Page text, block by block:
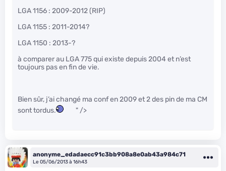
LGA 1156 : 2009-2012 (RIP)
LGA 1155 : 2011-2014?
LGA 1150 : 2013-?
à comparer au LGA 775 qui existe depuis 2004 et n’est
toujours pas en fin de vie.
Bien sûr, j’ai changé ma conf en 2009 et 2 des pin de ma CM
sont tordus.
" />
anonyme_edadaecc91c3bb908a8e0ab43a984c71
Le 05/06/2013 à 16h43